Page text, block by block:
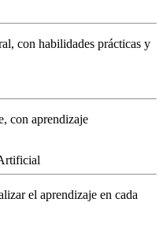
con habilidades prácticas y
con aprendizaje
el aprendizaje en cada